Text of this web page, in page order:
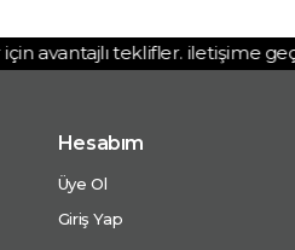
avantajlı teklifler. iletişime geçin.
Hesabım
Üye Ol
Giriş Yap